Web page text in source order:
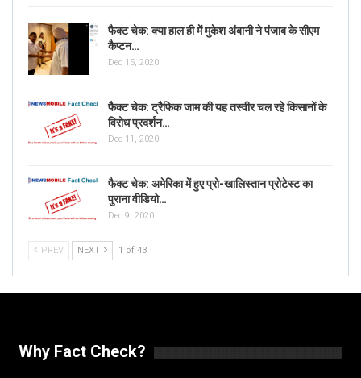
फैक्ट चेक: क्या हाल ही में मुकेश अंबानी ने पंजाब के सीएम
कैप्टन…
Dec 15, 2020
फैक्ट चेक: ट्रैफिक जाम की यह तस्वीर चल रहे किसानों के
विरोध प्रदर्शन…
Dec 11, 2020
फैक्ट चेक: अमेरिका में हुए प्रो-खालिस्तान प्रोटेस्ट का
पुराना वीडियो…
Dec 9, 2020
PREV NEXT 1 of 43
Why Fact Check?